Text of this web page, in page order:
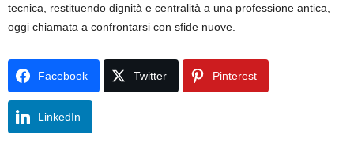
tecnica, restituendo dignità e centralità a una professione antica,
oggi chiamata a confrontarsi con sfide nuove.
Facebook Twitter Pinterest
LinkedIn